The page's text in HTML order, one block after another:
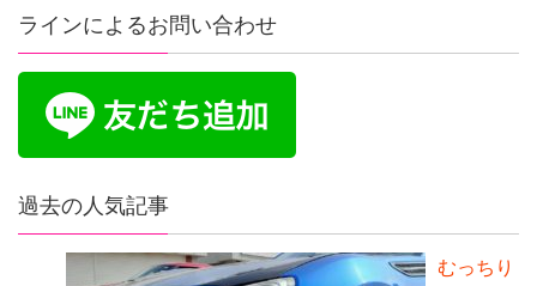
ラインによるお問い合わせ
過去の人気記事
むっちり